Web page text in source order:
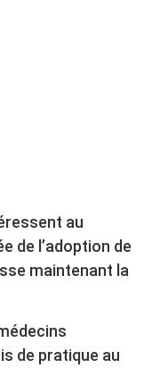
au
de l’adoption de
maintenant la
de pratique au